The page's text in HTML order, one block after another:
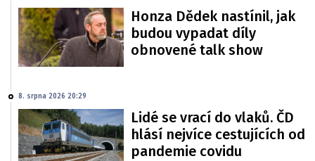
Honza Dědek nastínil, jak
budou vypadat díly
obnovené talk show
8. srpna 2026 20:29
Lidé se vrací do vlaků. ČD
hlásí nejvíce cestujících od
pandemie covidu